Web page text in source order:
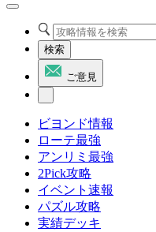
検索
ご意見
ビヨンド情報
ローテ最強
アンリミ最強
2Pick攻略
イベント速報
パズル攻略
実績デッキ